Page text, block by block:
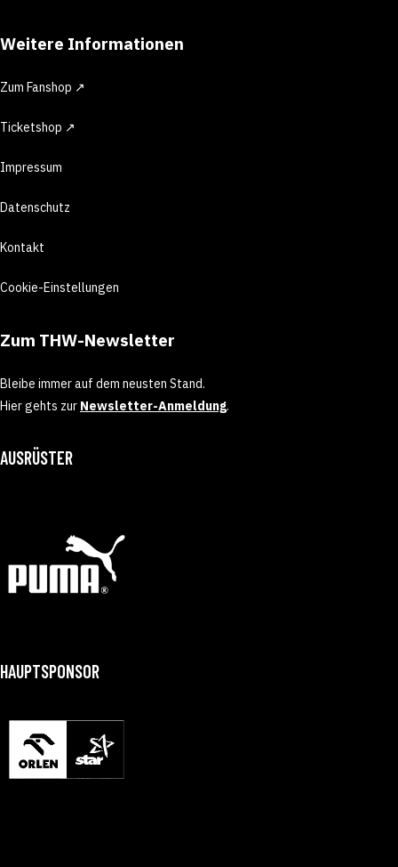
Weitere Informationen
Zum Fanshop ↗
Ticketshop ↗
Impressum
Datenschutz
Kontakt
Cookie-Einstellungen
Zum THW-Newsletter
Bleibe immer auf dem neusten Stand.
Hier gehts zur Newsletter-Anmeldung.
AUSRÜSTER
HAUPTSPONSOR